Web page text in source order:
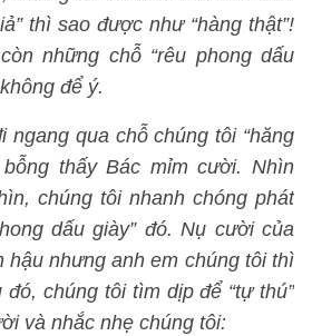
thì sao được như “hàng thật”!
những chỗ “rêu phong dấu
để ý.
ngang qua chỗ chúng tôi “hăng
thấy Bác mỉm cười. Nhìn
chúng tôi nhanh chóng phát
dấu giày” đó. Nụ cười của
hậu nhưng anh em chúng tôi thì
chúng tôi tìm dịp để “tự thú”
và nhắc nhẹ chúng tôi: